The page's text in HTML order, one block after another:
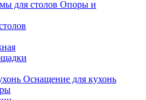
Опоры и
Оснащение для кухонь